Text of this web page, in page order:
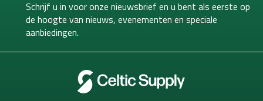
d
i
i
g
e
n
g
Schrijf u in voor onze nieuwsbrief en u bent als eerste op
de hoogte van nieuws, evenementen en speciale
aanbiedingen.